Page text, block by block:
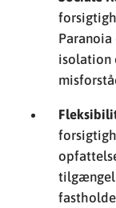
isolation